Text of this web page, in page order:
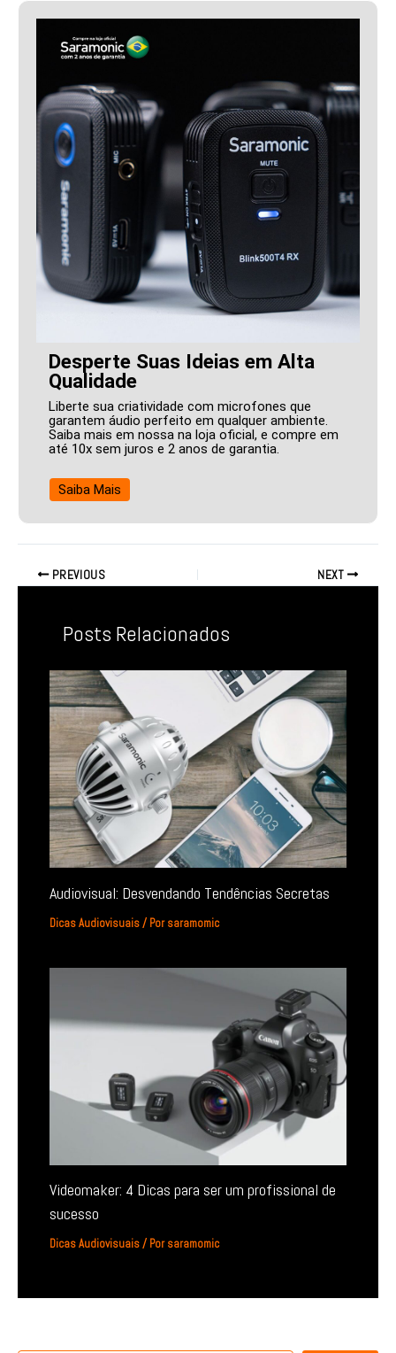
Desperte Suas Ideias em Alta
Qualidade
Liberte sua criatividade com microfones que
garantem áudio perfeito em qualquer ambiente.
Saiba mais em nossa na loja oficial, e compre em
até 10x sem juros e 2 anos de garantia.
Saiba Mais
PREVIOUS NEXT
Posts Relacionados
Audiovisual: Desvendando Tendências Secretas
Dicas Audiovisuais/ Porsaramomic
Videomaker: 4 Dicas para ser um profissional de
sucesso
Dicas Audiovisuais/ Porsaramomic